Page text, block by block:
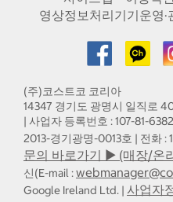
영상정보처리기기운영·
(주)코스트코 코리아
14347 경기도 광명시 일직로
| 사업자 등록번호 : 107-81-
2013-경기광명-0013호 | 전화
문의 바로가기 ▶ (매장/온
신(E-mail :
Google Ireland Ltd. | 사업자